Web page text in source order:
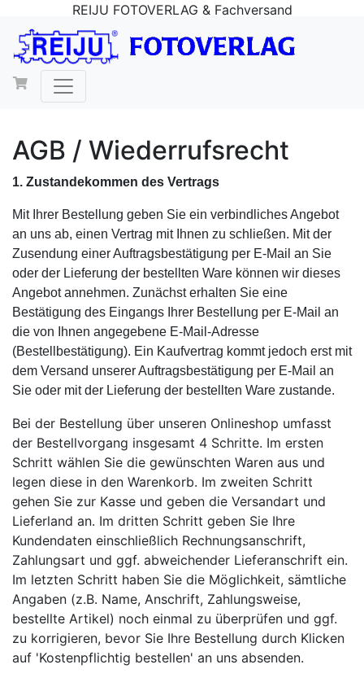
REIJU FOTOVERLAG & Fachversand
AGB / Wiederrufsrecht
1. Zustandekommen des Vertrags
Mit Ihrer Bestellung geben Sie ein verbindliches Angebot
an uns ab, einen Vertrag mit Ihnen zu schließen. Mit der
Zusendung einer Auftragsbestätigung per E-Mail an Sie
oder der Lieferung der bestellten Ware können wir dieses
Angebot annehmen. Zunächst erhalten Sie eine
Bestätigung des Eingangs Ihrer Bestellung per E-Mail an
die von Ihnen angegebene E-Mail-Adresse
(Bestellbestätigung). Ein Kaufvertrag kommt jedoch erst mit
dem Versand unserer Auftragsbestätigung per E-Mail an
Sie oder mit der Lieferung der bestellten Ware zustande.
Bei der Bestellung über unseren Onlineshop umfasst
der Bestellvorgang insgesamt 4 Schritte. Im ersten
Schritt wählen Sie die gewünschten Waren aus und
legen diese in den Warenkorb. Im zweiten Schritt
gehen Sie zur Kasse und geben die Versandart und
Lieferland an. Im dritten Schritt geben Sie Ihre
Kundendaten einschließlich Rechnungsanschrift,
Zahlungsart und ggf. abweichender Lieferanschrift ein.
Im letzten Schritt haben Sie die Möglichkeit, sämtliche
Angaben (z.B. Name, Anschrift, Zahlungsweise,
bestellte Artikel) noch einmal zu überprüfen und ggf.
zu korrigieren, bevor Sie Ihre Bestellung durch Klicken
auf 'Kostenpflichtig bestellen' an uns absenden.